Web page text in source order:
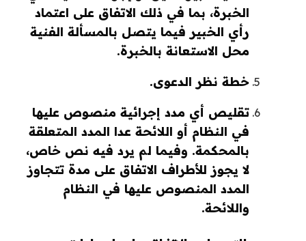
الخبرة، بما في ذلك الاتفاق على اعتماد
رأي الخبير فيما يتصل بالمسألة الفنية
محل الاستعانة بالخبرة.
خطة نظر الدعوى.
تقليص أي مدد إجرائية منصوص عليها
في النظام أو اللائحة عدا المدد المتعلقة
بالمحكمة. وفيما لم يرد فيه نص خاص،
لا يجوز للأطراف الاتفاق على مدة تتجاوز
المدد المنصوص عليها في النظام
واللائحة.